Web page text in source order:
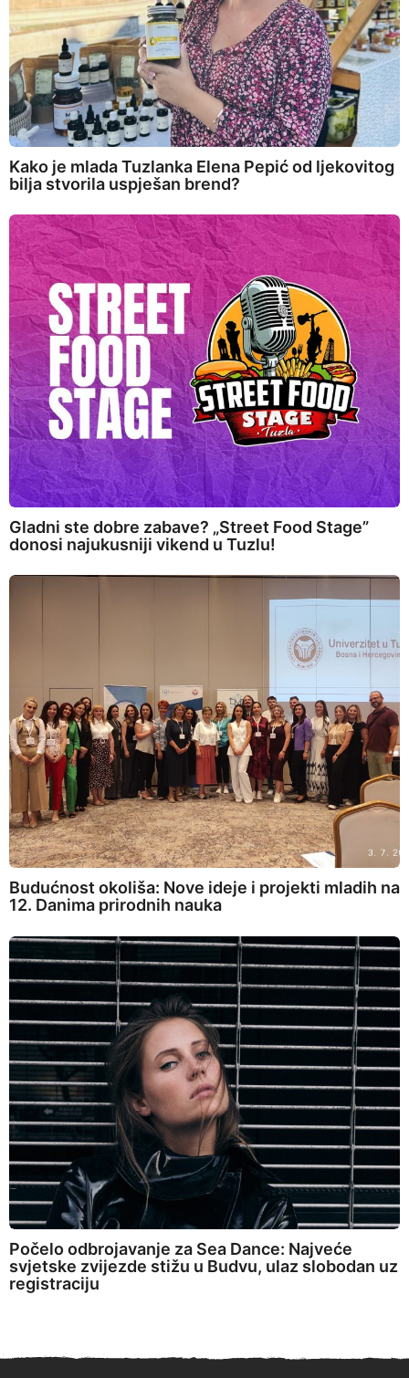
Kako je mlada Tuzlanka Elena Pepić od ljekovitog
bilja stvorila uspješan brend?
Gladni ste dobre zabave? „Street Food Stage”
donosi najukusniji vikend u Tuzlu!
Budućnost okoliša: Nove ideje i projekti mladih na
12. Danima prirodnih nauka
Počelo odbrojavanje za Sea Dance: Najveće
svjetske zvijezde stižu u Budvu, ulaz slobodan uz
registraciju